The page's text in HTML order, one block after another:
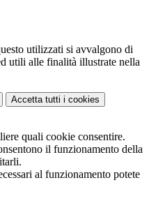
utilizzati si avvalgono di
utili alle finalità illustrate nella
Accetta tutti i cookies
quali cookie consentire.
il funzionamento della
al funzionamento potete